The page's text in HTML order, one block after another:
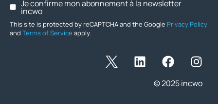
This site is protected by reCAPTCHA and the Google Privacy Policy
and Terms of Service apply.
Je confirme mon abonnement à la newsletter
incwo
© 2025 incwo